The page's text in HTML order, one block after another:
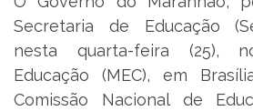
Secretaria de Educação
nesta quarta-feira (25),
Educação (MEC), em
Comissão Nacional de